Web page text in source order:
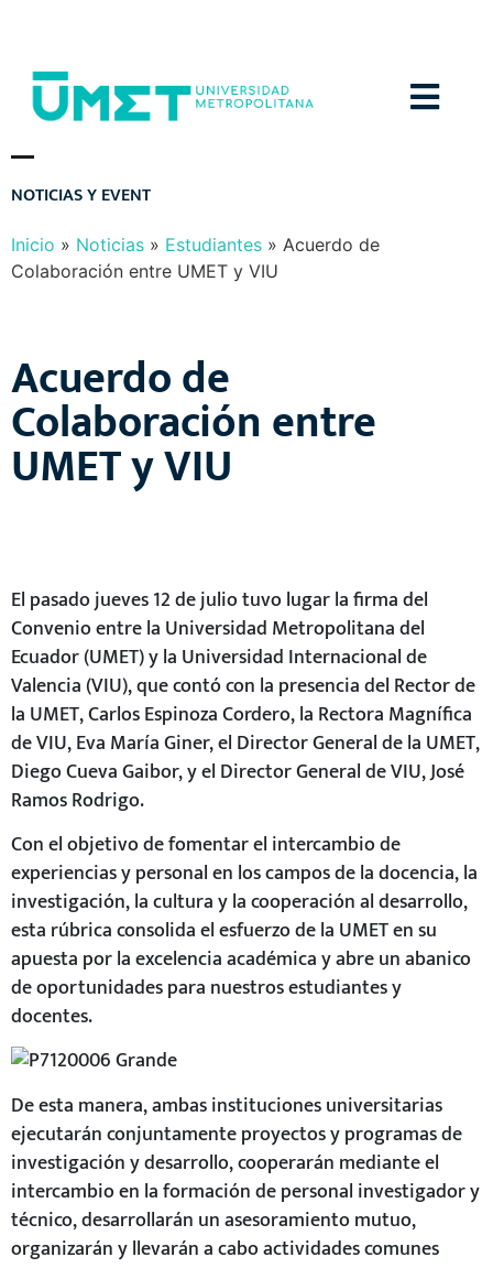
NOTICIASYEVENT
Inicio » Noticias » Estudiantes » Acuerdo de
Colaboración entre UMET y VIU
Acuerdo de
Colaboración entre
UMET y VIU
El pasado jueves 12 de julio tuvo lugar la firma del
Convenio entre la Universidad Metropolitana del
Ecuador (UMET) y la Universidad Internacional de
Valencia(VIU), que contó con la presencia del Rector de
la UMET, Carlos Espinoza Cordero, la Rectora Magnífica
de VIU, Eva María Giner, el Director General de la UMET,
Diego Cueva Gaibor, y el Director General de VIU, José
Ramos Rodrigo.
Con el objetivo de fomentar el intercambio de
experiencias y personal en los campos de la docencia, la
investigación, la cultura y la cooperación al desarrollo,
esta rúbrica consolida el esfuerzo de la UMET en su
apuesta por la excelencia académica y abre un abanico
de oportunidades para nuestros estudiantes y
docentes.
De esta manera, ambas instituciones universitarias
ejecutarán conjuntamente proyectos y programas de
investigación y desarrollo, cooperarán mediante el
intercambio en la formación de personal investigador y
técnico, desarrollarán un asesoramiento mutuo,
organizarán y llevarán a cabo actividades comunes